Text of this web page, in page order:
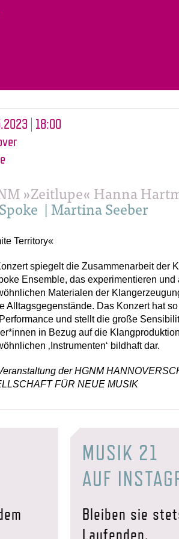
| 18:00
»Zeitlupe« Hanna
| Martina Seeber
Territory«
spiegelt die Zusammenarbeit der
Ensemble, das experimentieren und
Materialen der
Alltagsgegenstände. Das Konzert hat
und stellt die große
in Bezug auf die
‚Instrumenten‘ bildhaft dar.
der HGNM
FÜR NEUE MUSIK
MUSIK 21
AUF
Bleiben sie
Laufenden.